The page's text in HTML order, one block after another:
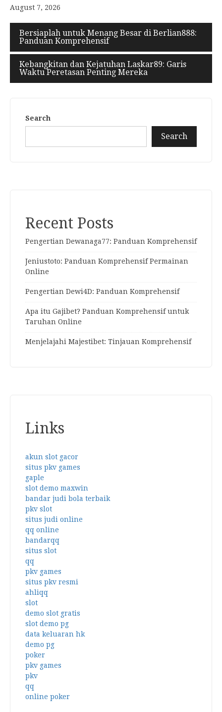
August 7, 2026
Bersiaplah untuk Menang Besar di Berlian888:
Panduan Komprehensif
Kebangkitan dan Kejatuhan Laskar89: Garis
Waktu Peretasan Penting Mereka
Search
Search
Recent Posts
Pengertian Dewanaga77: Panduan Komprehensif
Jeniustoto: Panduan Komprehensif Permainan
Online
Pengertian Dewi4D: Panduan Komprehensif
Apa itu Gajibet? Panduan Komprehensif untuk
Taruhan Online
Menjelajahi Majestibet: Tinjauan Komprehensif
Links
akun slot gacor
situs pkv games
gaple
slot demo maxwin
bandar judi bola terbaik
pkv slot
situs judi online
qq online
bandarqq
situs slot
qq
pkv games
situs pkv resmi
ahliqq
slot
demo slot gratis
slot demo pg
data keluaran hk
demo pg
poker
pkv games
pkv
qq
online poker